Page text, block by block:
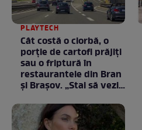
PLAYTECH
Cât costă o ciorbă, o
porţie de cartofi prăjiţi
sau o friptură în
restaurantele din Bran
şi Braşov. „Stai să vezi